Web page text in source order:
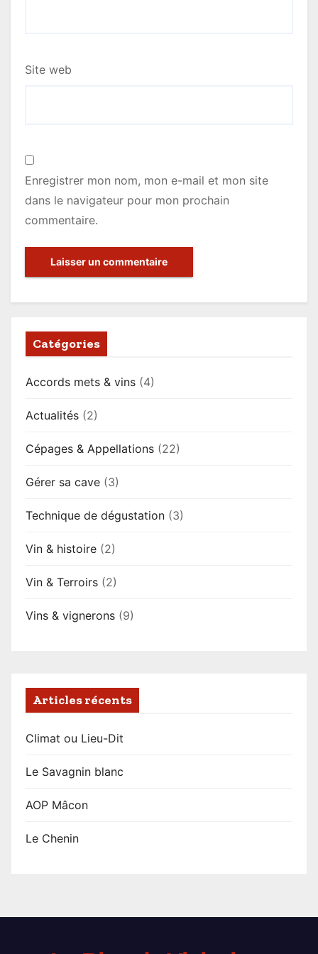
Site web
Enregistrer mon nom, mon e-mail et mon site
dans le navigateur pour mon prochain
commentaire.
Catégories
Accords mets & vins (4)
Actualités (2)
Cépages & Appellations (22)
Gérer sa cave (3)
Technique de dégustation (3)
Vin & histoire (2)
Vin & Terroirs (2)
Vins & vignerons (9)
Articles récents
Climat ou Lieu-Dit
Le Savagnin blanc
AOP Mâcon
Le Chenin